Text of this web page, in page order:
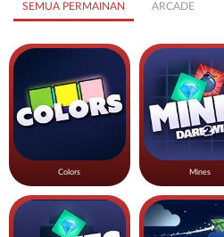
SEMUA PERMAINAN ARCADE
Colors Mines